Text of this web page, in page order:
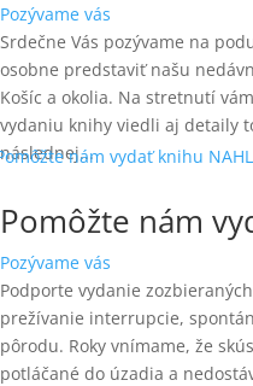
Pozývame vás
Srdečne Vás pozývame na
osobne predstaviť našu
Košíc a okolia. Na stretnutí
vydaniu knihy viedli aj detaily
následnej...
Pomôžte nám
Pozývame vás
Podporte vydanie
prežívanie interrupcie,
pôrodu. Roky vnímame, že
potláčané do úzadia a